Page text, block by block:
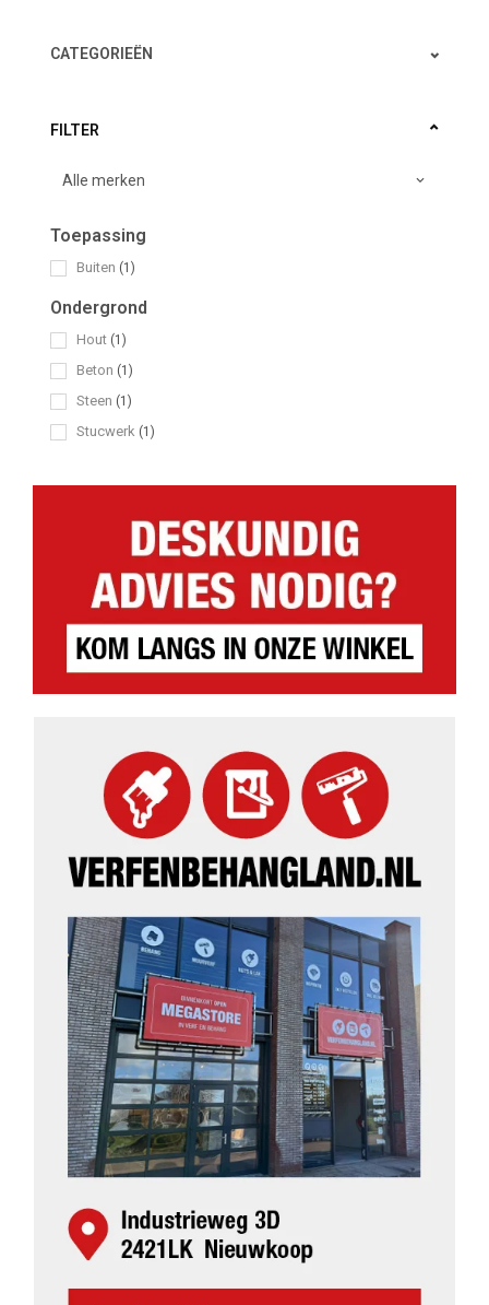
CATEGORIEËN
FILTER
Toepassing
Buiten (1)
Ondergrond
Hout (1)
Beton (1)
Steen (1)
Stucwerk (1)